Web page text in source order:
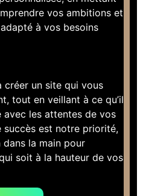
vos ambitions et
à vos besoins
créer un site qui vous
tout en veillant à ce qu’il
les attentes de vos
est notre priorité,
la main pour
soit à la hauteur de vos